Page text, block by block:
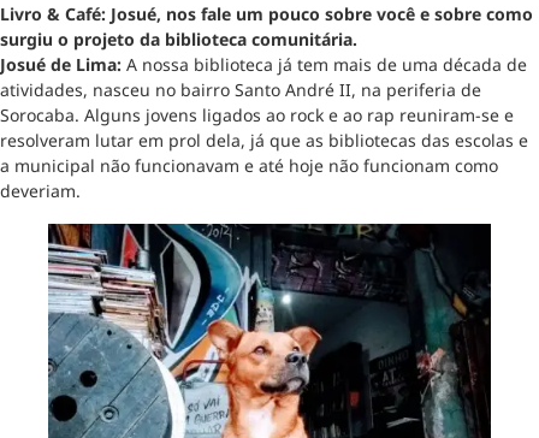
Livro & Café: Josué, nos fale um pouco sobre você e sobre como
surgiu o projeto da biblioteca comunitária.
Josué de Lima: A nossa biblioteca já tem mais de uma década de
atividades, nasceu no bairro Santo André II, na periferia de
Sorocaba. Alguns jovens ligados ao rock e ao rap reuniram-se e
resolveram lutar em prol dela, já que as bibliotecas das escolas e
a municipal não funcionavam e até hoje não funcionam como
deveriam.